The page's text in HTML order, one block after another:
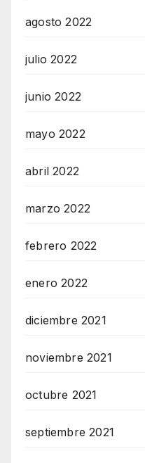
agosto 2022
julio 2022
junio 2022
mayo 2022
abril 2022
marzo 2022
febrero 2022
enero 2022
diciembre 2021
noviembre 2021
octubre 2021
septiembre 2021